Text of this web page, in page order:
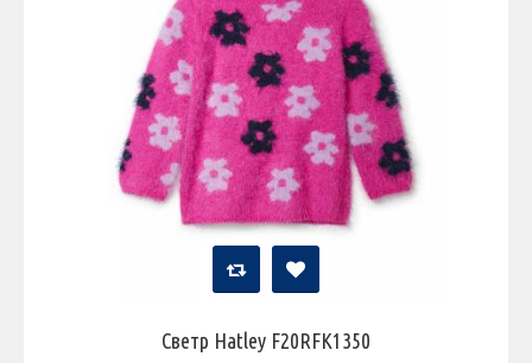
Светр Hatley F20RFK1350